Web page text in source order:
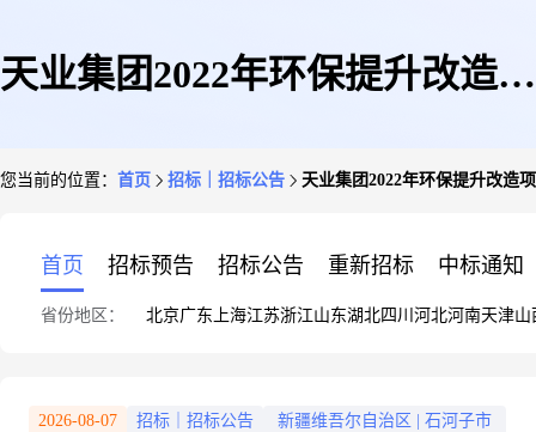
天业集团2022年环保提升改造项
您当前的位置： 首页 招标｜招标公告 天业集团2022年环保提升改造
首页 招标预告 招标公告 重新招标 中标通知
省份地区： 北京广东 上海江苏浙江山东湖北四川 河北河南天津山
2026-08-07 招标｜招标公告 新疆维吾尔自治区 石河子市